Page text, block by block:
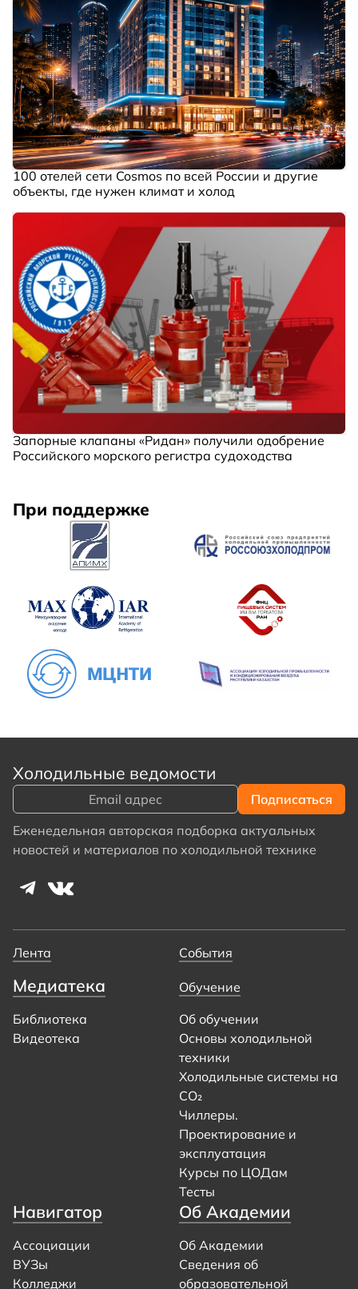
100 отелей сети Cosmos по всей России и другие
объекты, где нужен климат и холод
Запорные клапаны «Ридан» получили одобрение
Российского морского регистра судоходства
При поддержке
Холодильные ведомости
Еженедельная авторская подборка актуальных
новостей и материалов по холодильной технике
Лента События
Медиатека
Библиотека
Видеотека
Обучение
Об обучении
Основы холодильной
техники
Холодильные системы на
CO₂
Чиллеры.
Проектирование и
эксплуатация
Курсы по ЦОДам
Тесты
Навигатор
Ассоциации
ВУЗы
Колледжи
Об Академии
Об Академии
Сведения об
образовательной